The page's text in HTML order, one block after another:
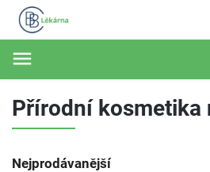
Přírodní kosmetika
Nejprodávanější